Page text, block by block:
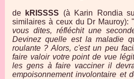
de kRISSSS (à Karin Rondia
similaires à ceux du Dr Mauroy): "
vous dites, réfléchit une
Devinez quelle est la maladie
roulante ? Alors, c'est un peu
faire valoir votre point de vue
les gens à faire vacciner il
empoisonnement involontaire et